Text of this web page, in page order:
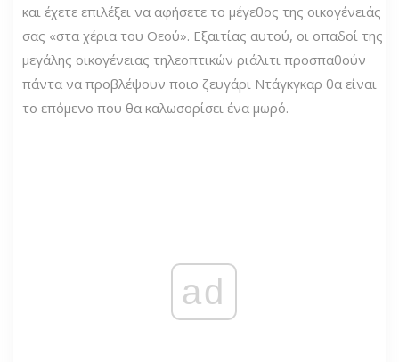
και έχετε επιλέξει να αφήσετε το μέγεθος της οικογένειάς
σας «στα χέρια του Θεού». Εξαιτίας αυτού, οι οπαδοί της
μεγάλης οικογένειας τηλεοπτικών ριάλιτι προσπαθούν
πάντα να προβλέψουν ποιο ζευγάρι Ντάγκγκαρ θα είναι
το επόμενο που θα καλωσορίσει ένα μωρό.
ad